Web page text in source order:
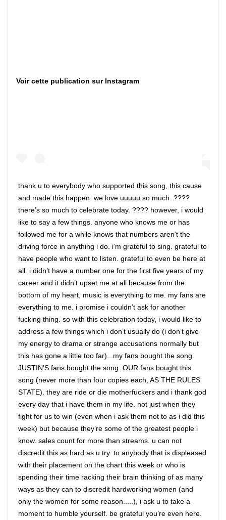
Voir cette publication sur Instagram
thank u to everybody who supported this song, this cause
and made this happen. we love uuuuu so much. ????
there’s so much to celebrate today. ???? however, i would
like to say a few things. anyone who knows me or has
followed me for a while knows that numbers aren’t the
driving force in anything i do. i’m grateful to sing. grateful to
have people who want to listen. grateful to even be here at
all. i didn’t have a number one for the first five years of my
career and it didn’t upset me at all because from the
bottom of my heart, music is everything to me. my fans are
everything to me. i promise i couldn’t ask for another
fucking thing. so with this celebration today, i would like to
address a few things which i don’t usually do (i don’t give
my energy to drama or strange accusations normally but
this has gone a little too far)...my fans bought the song.
JUSTIN’S fans bought the song. OUR fans bought this
song (never more than four copies each, AS THE RULES
STATE). they are ride or die motherfuckers and i thank god
every day that i have them in my life. not just when they
fight for us to win (even when i ask them not to as i did this
week) but because they’re some of the greatest people i
know. sales count for more than streams. u can not
discredit this as hard as u try. to anybody that is displeased
with their placement on the chart this week or who is
spending their time racking their brain thinking of as many
ways as they can to discredit hardworking women (and
only the women for some reason.....), i ask u to take a
moment to humble yourself. be grateful you’re even here.